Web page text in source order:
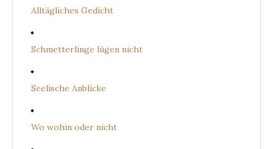
Alltägliches Gedicht
Schmetterlinge lügen nicht
Seelische Anblicke
Wo wohin oder nicht